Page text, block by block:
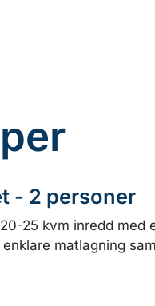
- 2 personer
25 kvm inredd med
matlagning